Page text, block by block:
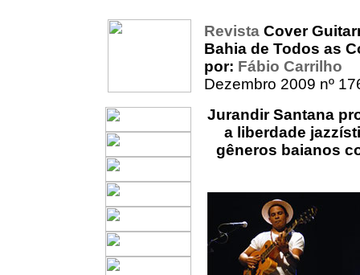
Revista Cover
Bahia de Todos as
por: Fábio Carrilho
Dezembro 2009 nº
Jurandir Santana
a liberdade
gêneros baianos